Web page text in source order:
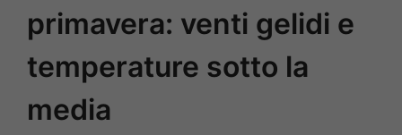
primavera: venti gelidi e
temperature sotto la
media